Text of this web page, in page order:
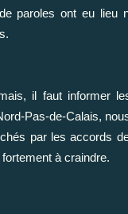
paroles ont eu lieu
il faut informer
Pas-de-Calais,
par les accords
à craindre.